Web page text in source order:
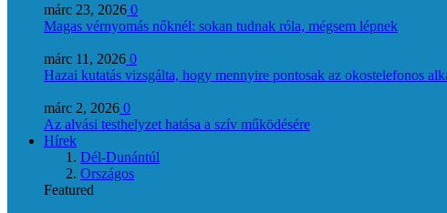
márc 23, 2026 0
Magas vérnyomás nőknél: sokan tudnak róla, mégsem lépnek
márc 11, 2026 0
Hazai kutatás vizsgálta, hogy mennyire pontosak az okostelefonos
márc 2, 2026 0
Az alvási testhelyzet hatása a szív működésére
Hírek
Dél-Dunántúl
Országos
Featured